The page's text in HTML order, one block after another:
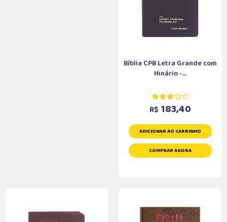
Bíblia CPB Letra Grande com
Hinário -...
R$ 183,40
ADICIONAR AO CARRINHO
COMPRAR AGORA